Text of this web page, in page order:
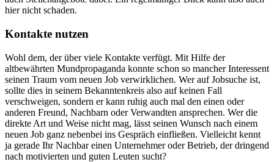
hier nicht schaden.
Kontakte nutzen
Wohl dem, der über viele Kontakte verfügt. Mit Hilfe der
altbewährten Mundpropaganda konnte schon so mancher Interessent
seinen Traum vom neuen Job verwirklichen. Wer auf Jobsuche ist,
sollte dies in seinem Bekanntenkreis also auf keinen Fall
verschweigen, sondern er kann ruhig auch mal den einen oder
anderen Freund, Nachbarn oder Verwandten ansprechen. Wer die
direkte Art und Weise nicht mag, lässt seinen Wunsch nach einem
neuen Job ganz nebenbei ins Gespräch einfließen. Vielleicht kennt
ja gerade Ihr Nachbar einen Unternehmer oder Betrieb, der dringend
nach motivierten und guten Leuten sucht?